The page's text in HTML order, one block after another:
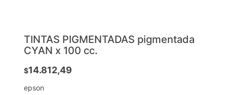
TINTAS PIGMENTADAS pigmentada
CYAN x 100 cc.
$14.812,49
epson